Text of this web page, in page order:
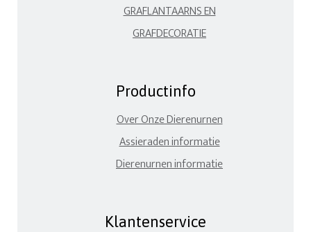
GRAFLANTAARNS EN
GRAFDECORATIE
Productinfo
Over Onze Dierenurnen
Assieraden informatie
Dierenurnen informatie
Klantenservice